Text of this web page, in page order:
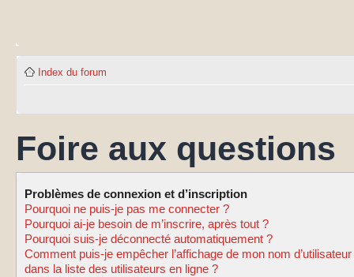
Index du forum
Foire aux questions
Problèmes de connexion et d’inscription
Pourquoi ne puis-je pas me connecter ?
Pourquoi ai-je besoin de m’inscrire, après tout ?
Pourquoi suis-je déconnecté automatiquement ?
Comment puis-je empêcher l’affichage de mon nom d’utilisateur
dans la liste des utilisateurs en ligne ?